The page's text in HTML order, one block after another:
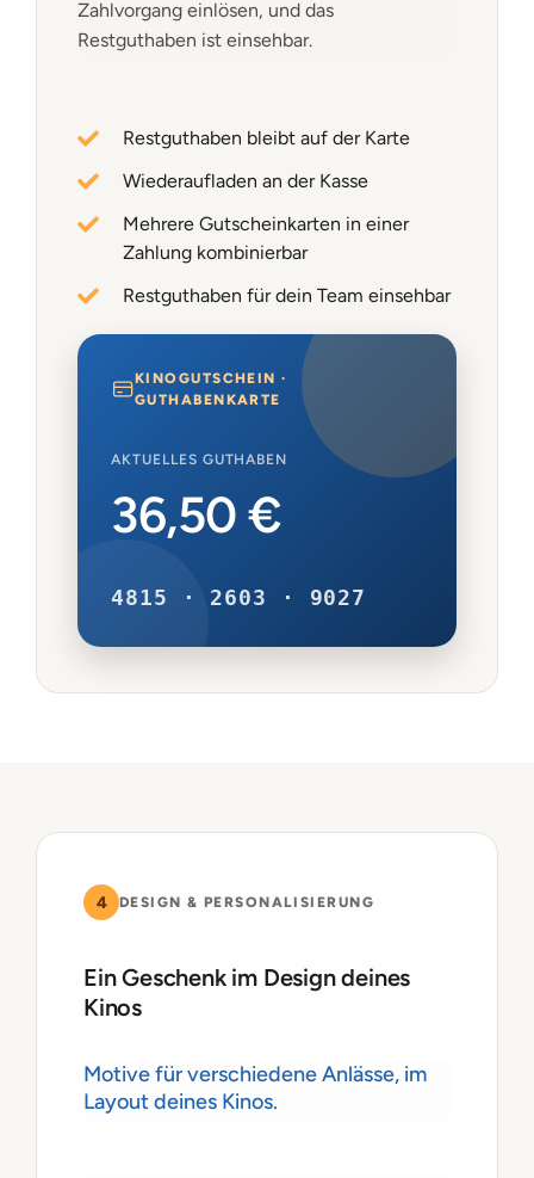
KINOGUTSCHEIN ·
GUTHABENKARTE
AKTUELLES GUTHABEN
36,50 €
4815 · 2603 · 9027
Zahlvorgang einlösen, und das
Restguthaben ist einsehbar.
Restguthaben bleibt auf der Karte
Wiederaufladen an der Kasse
Mehrere Gutscheinkarten in einer
Zahlung kombinierbar
Restguthaben für dein Team einsehbar
4 DESIGN & PERSONALISIERUNG
Ein Geschenk im Design deines
Kinos
Motive für verschiedene Anlässe, im
Layout deines Kinos.